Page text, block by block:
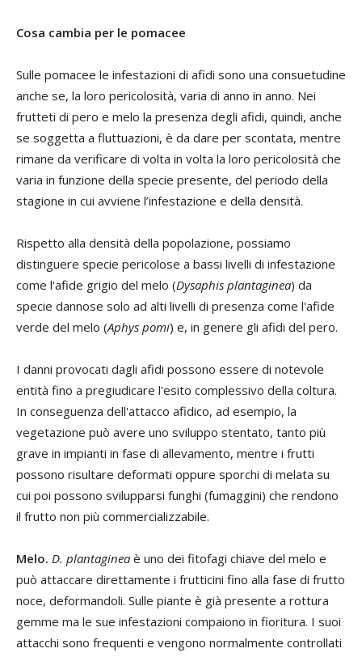
Cosa cambia per le pomacee
Sulle pomacee le infestazioni di afidi sono una consuetudine
anche se, la loro pericolosità, varia di anno in anno. Nei
frutteti di pero e melo la presenza degli afidi, quindi, anche
se soggetta a fluttuazioni, è da dare per scontata, mentre
rimane da verificare di volta in volta la loro pericolosità che
varia in funzione della specie presente, del periodo della
stagione in cui avviene l’infestazione e della densità.
Rispetto alla densità della popolazione, possiamo
distinguere specie pericolose a bassi livelli di infestazione
come l'afide grigio del melo (Dysaphis plantaginea) da
specie dannose solo ad alti livelli di presenza come l'afide
verde del melo (Aphys pomi) e, in genere gli afidi del pero.
I danni provocati dagli afidi possono essere di notevole
entità fino a pregiudicare l'esito complessivo della coltura.
In conseguenza dell'attacco afidico, ad esempio, la
vegetazione può avere uno sviluppo stentato, tanto più
grave in impianti in fase di allevamento, mentre i frutti
possono risultare deformati oppure sporchi di melata su
cui poi possono svilupparsi funghi (fumaggini) che rendono
il frutto non più commercializzabile.
Melo. D. plantaginea è uno dei fitofagi chiave del melo e
può attaccare direttamente i frutticini fino alla fase di frutto
noce, deformandoli. Sulle piante è già presente a rottura
gemme ma le sue infestazioni compaiono in fioritura. I suoi
attacchi sono frequenti e vengono normalmente controllati